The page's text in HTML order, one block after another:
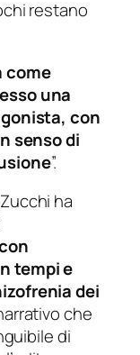
restano
come
una
con
senso di
”.
ha
tempi e
dei
che
di